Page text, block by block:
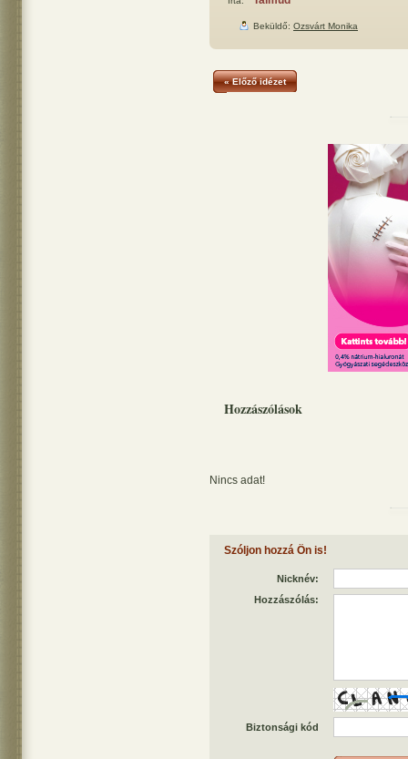
Beküldő: Ozsvárt Monika
« Előző idézet
Hozzászólások
Nincs adat!
Szóljon hozzá Ön is!
Nicknév:
Hozzászólás:
Biztonsági kód